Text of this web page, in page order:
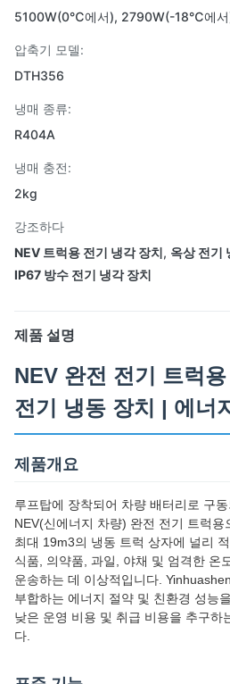
5100W(0℃에서), 2790W(-18℃에
압축기 모델:
DTH356
냉매 종류:
R404A
냉매 충전:
2kg
강조하다
NEV 트럭용 전기 냉각 장치, 옥상 전기
IP67 방수 전기 냉각 장치
제품 설명
NEV 완전 전기 트럭
전기 냉동 장치 | 에너
제품개요
루프탑에 장착되어 차량 배터리로 구
NEV(신에너지 차량) 완전 전기 트럭용
최대 19m3의 냉동 트럭 상자에 널리
식품, 의약품, 과일, 야채 및 엄격한 온
운송하는 데 이상적입니다.
부합하는 에너지 절약 및 친환경 성능
낮은 운영 비용 및 취급 비용을 추구하
다.